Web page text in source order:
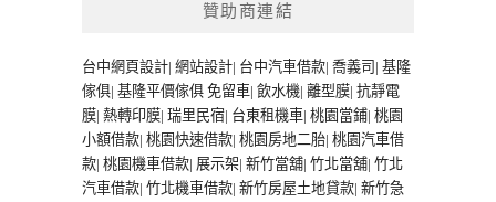
贊助商連結
台中網頁設計| 網站設計| 台中汽車借款| 喬義司 | 基隆
傢俱| 基隆平價傢俱 免留車| 飲水機| 離型膜| 抗靜電
膜| 熱轉印膜| 瑞里民宿| 台東租機車| 桃園當鋪| 桃園
小額借款| 桃園快速借款| 桃園房地二胎| 桃園汽車借
款| 桃園機車借款| 展示架| 新竹當舖| 竹北當舖| 竹北
汽車借款| 竹北機車借款| 新竹房屋土地貸款| 新竹急